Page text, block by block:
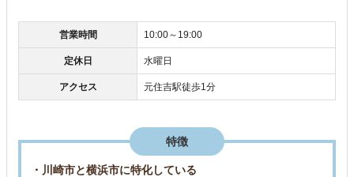
営業時間 10:00～19:00
定休日 水曜日
アクセス 元住吉駅徒歩1分
特徴
・川崎市と横浜市に特化している